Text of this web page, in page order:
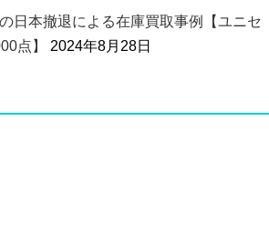
日本撤退による在庫買取事例【ユニセ
点】
2024年8月28日